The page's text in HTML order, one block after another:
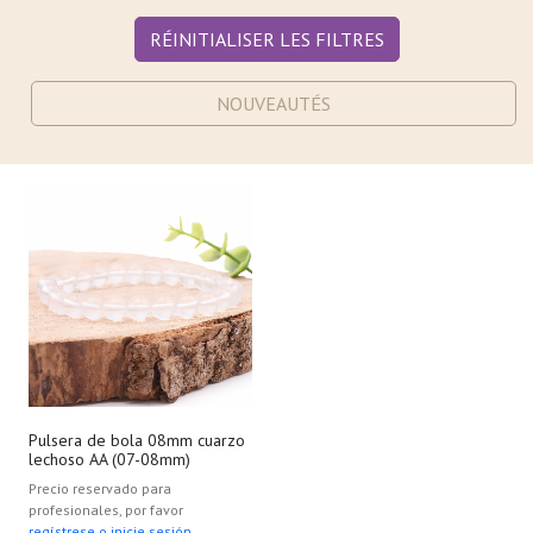
RÉINITIALISER LES FILTRES
NOUVEAUTÉS
Pulsera de bola 08mm cuarzo
lechoso AA (07-08mm)
Precio reservado para
profesionales, por favor